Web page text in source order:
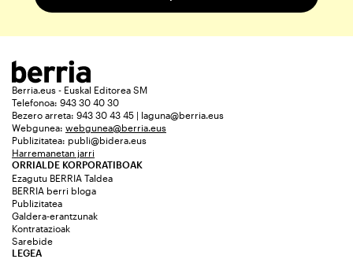
Berria.eus - Euskal Editorea SM
Telefonoa: 943 30 40 30
Bezero arreta: 943 30 43 45 | laguna@berria.eus
Webgunea: webgunea@berria.eus
Publizitatea: publi@bidera.eus
Harremanetan jarri
ORRIALDE KORPORATIBOAK
Ezagutu BERRIA Taldea
BERRIA berri bloga
Publizitatea
Galdera-erantzunak
Kontratazioak
Sarebide
LEGEA